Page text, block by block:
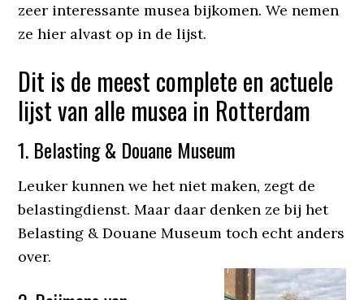
zeer interessante musea bijkomen. We nemen
ze hier alvast op in de lijst.
Dit is de meest complete en actuele
lijst van alle musea in Rotterdam
1. Belasting & Douane Museum
Leuker kunnen we het niet maken, zegt de
belastingdienst. Maar daar denken ze bij het
Belasting & Douane Museum toch echt anders
over.